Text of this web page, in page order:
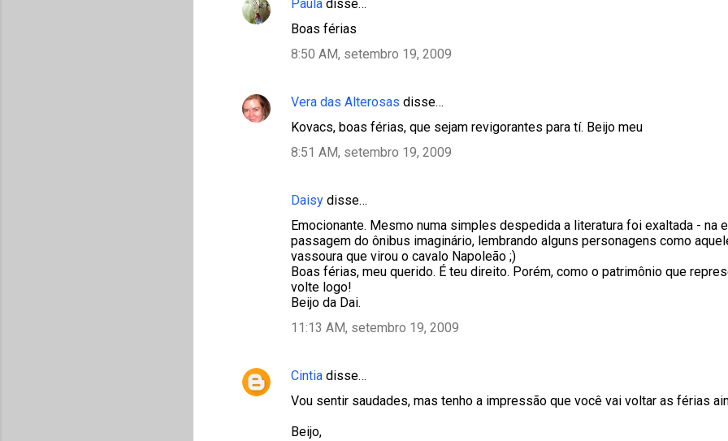
Paula disse…
Boas férias
8:50 AM, setembro 19, 2009
Vera das Alterosas disse…
Kovacs, boas férias, que sejam revigorantes para tí. Beijo meu
8:51 AM, setembro 19, 2009
Daisy disse…
Emocionante. Mesmo numa simples despedida a literatura foi exaltada - na
passagem do ônibus imaginário, lembrando alguns personagens como
vassoura que virou o cavalo Napoleão ;)
Boas férias, meu querido. É teu direito. Porém, como o patrimônio que
volte logo!
Beijo da Dai.
11:13 AM, setembro 19, 2009
Cintia disse…
Vou sentir saudades, mas tenho a impressão que você vai voltar as férias
Beijo,